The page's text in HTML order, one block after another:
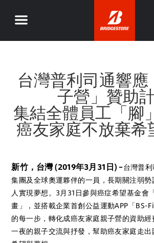
台灣普利司通響應
子營」贊助
集結全體員工「腳
癌友家庭不放棄希
新竹，台灣 (2019年3月31日) –台灣普
集團及全球奧運夥伴的一員，長期關注弱
人實現夢想。3月31日參與癌症希望基金會
畫」，並搭載企業首創公益運動APP「BS-
的每一步，轉化成癌友家庭親子營的資助
一夜的親子交流與抒發，幫助癌友家庭走